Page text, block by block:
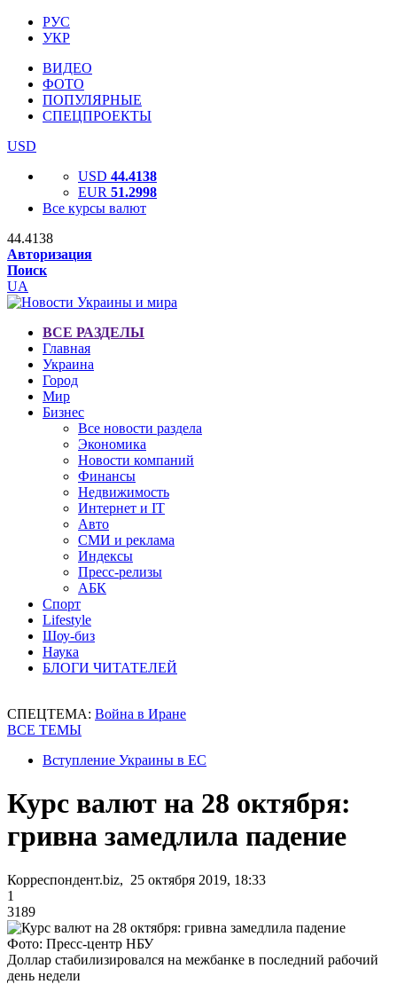
РУС
УКР
ВИДЕО
ФОТО
ПОПУЛЯРНЫЕ
СПЕЦПРОЕКТЫ
USD
USD 44.4138
EUR 51.2998
Все курсы валют
44.4138
Авторизация
Поиск
UA
ВСЕ РАЗДЕЛЫ
Главная
Украина
Город
Мир
Бизнес
Все новости раздела
Экономика
Новости компаний
Финансы
Недвижимость
Интернет и IT
Авто
СМИ и реклама
Индексы
Пресс-релизы
АБК
Спорт
Lifestyle
Шоу-биз
Наука
БЛОГИ ЧИТАТЕЛЕЙ
СПЕЦТЕМА: Война в Иране
ВСЕ ТЕМЫ
Вступление Украины в ЕС
Курс валют на 28 октября:
гривна замедлила падение
Корреспондент.biz, 25 октября 2019, 18:33
1
3189
Фото: Пресс-центр НБУ
Доллар стабилизировался на межбанке в последний рабочий
день недели